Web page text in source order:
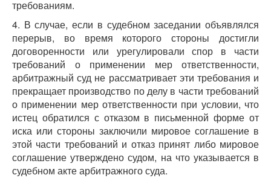
требованиям.
4. В случае, если в судебном заседании объявлялся
перерыв, во время которого стороны достигли
договоренности или урегулировали спор в части
требований о применении мер ответственности,
арбитражный суд не рассматривает эти требования и
прекращает производство по делу в части требований
о применении мер ответственности при условии, что
истец обратился с отказом в письменной форме от
иска или стороны заключили мировое соглашение в
этой части требований и отказ принят либо мировое
соглашение утверждено судом, на что указывается в
судебном акте арбитражного суда.